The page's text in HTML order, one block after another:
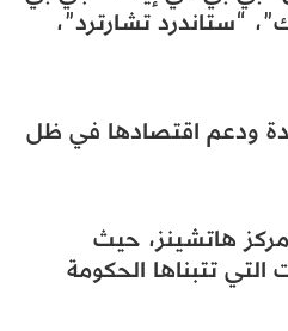
“ستاندرد تشارترد”،
ودعم اقتصادها في ظل
هاتشينز، حيث
تتبناها الحكومة